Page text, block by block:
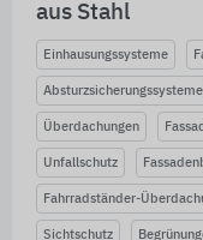
aus Stahl
Einhausungssysteme
Absturzsicherungssysteme
Überdachungen
Unfallschutz
Fahrradständer-
Sichtschutz